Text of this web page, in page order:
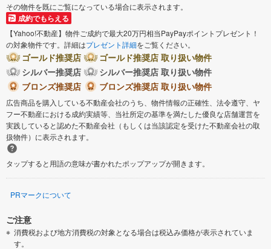
その物件を既にご覧になっている場合に表示されます。
成約でもらえる
【Yahoo!不動産】物件ご成約で最大20万円相当PayPayポイントプレゼント！
の対象物件です。詳細はプレゼント詳細をご覧ください。
ゴールド推奨店
ゴールド推奨店 取り扱い物件
シルバー推奨店
シルバー推奨店 取り扱い物件
ブロンズ推奨店
ブロンズ推奨店 取り扱い物件
広告商品を購入している不動産会社のうち、物件情報の正確性、法令遵守、ヤ
フー不動産における成約実績等、当社所定の基準を満たした優良な店舗運営を
実践していると認めた不動産会社（もしくは当該認定を受けた不動産会社の取
扱物件）に表示されます。
タップすると用語の意味が書かれたポップアップが開きます。
PRマークについて
ご注意
消費税および地方消費税の対象となる場合は税込み価格が表示されていま
す。